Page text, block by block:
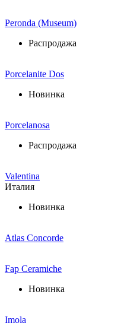
Peronda (Museum)
Распродажа
Porcelanite Dos
Новинка
Porcelanosa
Распродажа
Valentina
Италия
Новинка
Atlas Concorde
Fap Ceramiche
Новинка
Imola